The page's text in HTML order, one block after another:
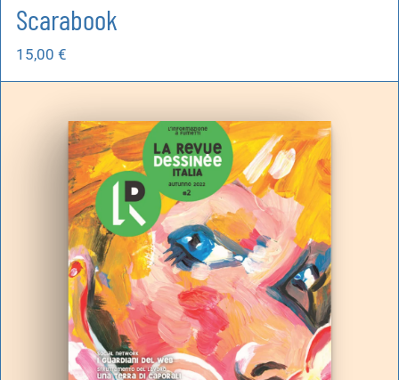
Scarabook
15,00 €